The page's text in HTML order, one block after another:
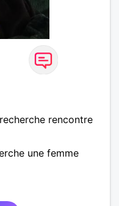
rencontre
une femme